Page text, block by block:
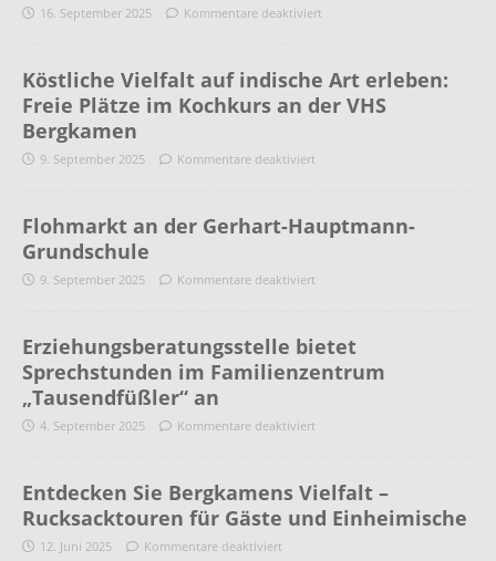
16. September 2025 Kommentare deaktiviert
Köstliche Vielfalt auf indische Art erleben:
Freie Plätze im Kochkurs an der VHS
Bergkamen
9. September 2025 Kommentare deaktiviert
Flohmarkt an der Gerhart-Hauptmann-
Grundschule
9. September 2025 Kommentare deaktiviert
Erziehungsberatungsstelle bietet
Sprechstunden im Familienzentrum
„Tausendfüßler“ an
4. September 2025 Kommentare deaktiviert
Entdecken Sie Bergkamens Vielfalt –
Rucksacktouren für Gäste und Einheimische
12. Juni 2025 Kommentare deaktiviert